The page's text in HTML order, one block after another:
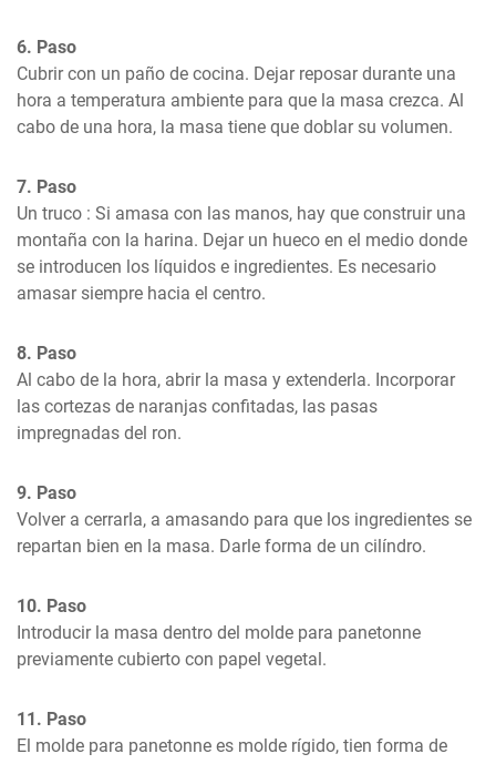
6. Paso
Cubrir con un paño de cocina. Dejar reposar durante una
hora a temperatura ambiente para que la masa crezca. Al
cabo de una hora, la masa tiene que doblar su volumen.
7. Paso
Un truco : Si amasa con las manos, hay que construir una
montaña con la harina. Dejar un hueco en el medio donde
se introducen los líquidos e ingredientes. Es necesario
amasar siempre hacia el centro.
8. Paso
Al cabo de la hora, abrir la masa y extenderla. Incorporar
las cortezas de naranjas confitadas, las pasas
impregnadas del ron.
9. Paso
Volver a cerrarla, a amasando para que los ingredientes se
repartan bien en la masa. Darle forma de un cilíndro.
10. Paso
Introducir la masa dentro del molde para panetonne
previamente cubierto con papel vegetal.
11. Paso
El molde para panetonne es molde rígido, tien forma de